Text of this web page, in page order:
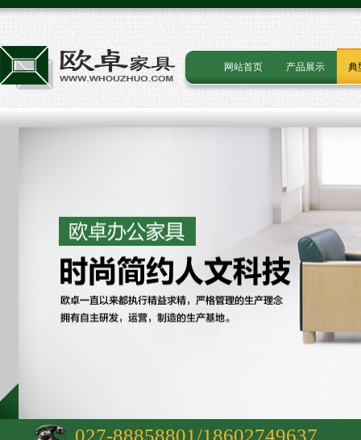
网站首页 产品展示 典
027-88858801/18602749637